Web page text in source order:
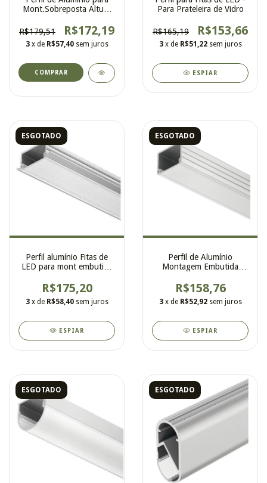
Mont.Sobreposta Altura
R$179,51
R$172,19
3 x de R$57,40 sem juros
Para Prateleira de Vidro
R$165,19 R$153,66
3 x de R$51,22 sem juros
ESPIAR
ESGOTADO
Perfil alumínio Fitas de
LED para mont embutida
R$175,20
3 x de R$58,40 sem juros
ESPIAR
ESGOTADO
Perfil de Alumínio
Montagem Embutida
R$158,76
3 x de R$52,92 sem juros
ESPIAR
ESGOTADO ESGOTADO